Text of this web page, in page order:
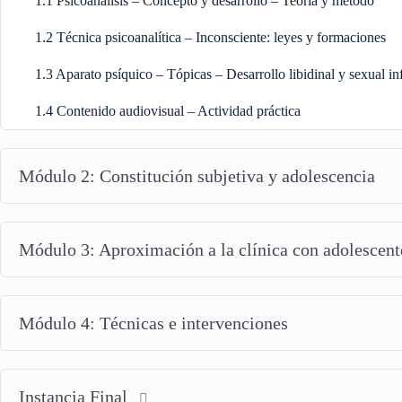
1.2 Técnica psicoanalítica – Inconsciente: leyes y formaciones
1.3 Aparato psíquico – Tópicas – Desarrollo libidinal y sexual
1.4 Contenido audiovisual – Actividad práctica
Módulo 2: Constitución subjetiva y adolescencia
Módulo 3: Aproximación a la clínica con
Módulo 4: Técnicas e intervenciones
Instancia Final